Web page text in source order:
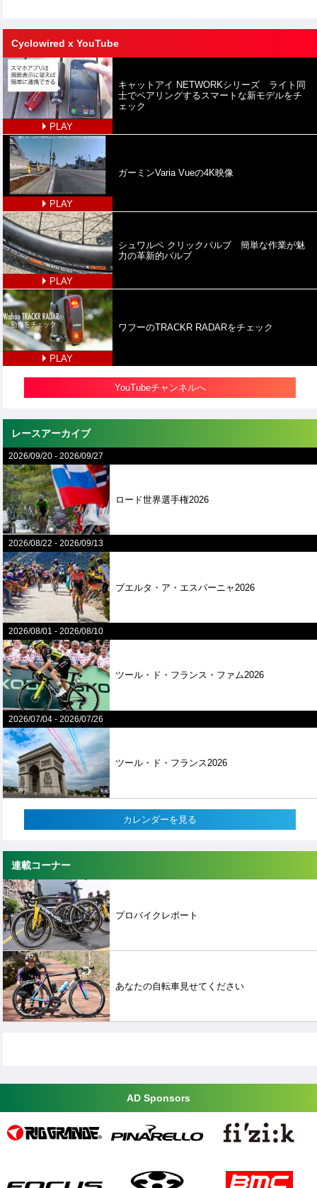
Cyclowired x YouTube
PLAY
キャットアイ NETWORKシリーズ ライト同
士でペアリングするスマートな新モデルをチ
ェック
PLAY
ガーミンVaria Vueの4K映像
PLAY
シュワルベ クリックバルブ 簡単な作業が魅
力の革新的バルブ
PLAY
ワフーのTRACKR RADARをチェック
YouTubeチャンネルへ
レースアーカイブ
2026/09/20 -2026/09/27
ロード世界選手権2026
2026/08/22 -2026/09/13
ブエルタ・ア・エスパーニャ2026
2026/08/01 -2026/08/10
ツール・ド・フランス・ファム2026
2026/07/04 -2026/07/26
ツール・ド・フランス2026
カレンダーを見る
連載コーナー
プロバイクレポート
あなたの自転車見せてください
AD Sponsors